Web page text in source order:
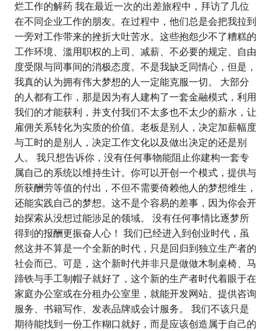
烂工作的解药 我在最近一次的出差旅程中，拜访了几位
在不同企业工作的朋友。在过程中，他们总是会把我拉到
一旁对工作带来的挫折大吐苦水。这些抱怨少不了糟糕的
工作环境、滥用职权的上司、减薪、不必要的规定、自由
度受限与同事间的消极态度。不是我缺乏同情心，但是，
我真的认为拥有伟大梦想的人一定能克服一切。 大部分
的人都有工作，那是因为有人建构了一套金融模式，利用
我们的才能获利，并支付我们不太多也不太少的薪水，让
雇佣关系转化为实质的价值。老板是别人，决定加薪幅度
与工时的是别人，决定工作文化以及做出决定的还是别
人。 我只想告诉你，没有任何事物能阻止你建构一套专
属自己的系统以维持生计。你可以开创一个模式，提供与
所获酬劳等值的付出，不但不需要倚赖他人的梦想维生，
还能实践自己的梦想。这不是个容易的差事，因为你会开
始探索从没想过能涉足的领域。 没有任何事情比逐梦所
得到的报酬更振奋人心！ 我们已经进入到创业时代，虽
然这并不算是一个全新的时代，只是回归到独立生产者的
社会而已。可是，这个新时代并非只是做做木制桌椅、马
蹄铁与手工制帽子就好了，这个新的生产者时代着眼于在
家庭办公室或在分租办公室里，就能开发网站、提供咨询
服务、书籍写作、发表品牌或会计服务。 我们不该只是
期待能找到一份工作糊口就好，而是应该创造属于自己的